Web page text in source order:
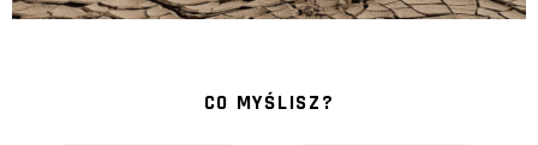
CO MYŚLISZ?